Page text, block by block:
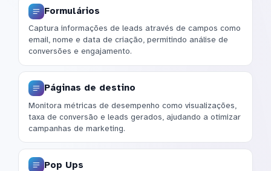
Formulários
Captura informações de leads através de campos como
email, nome e data de criação, permitindo análise de
conversões e engajamento.
Páginas de destino
Monitora métricas de desempenho como visualizações,
taxa de conversão e leads gerados, ajudando a otimizar
campanhas de marketing.
Pop Ups